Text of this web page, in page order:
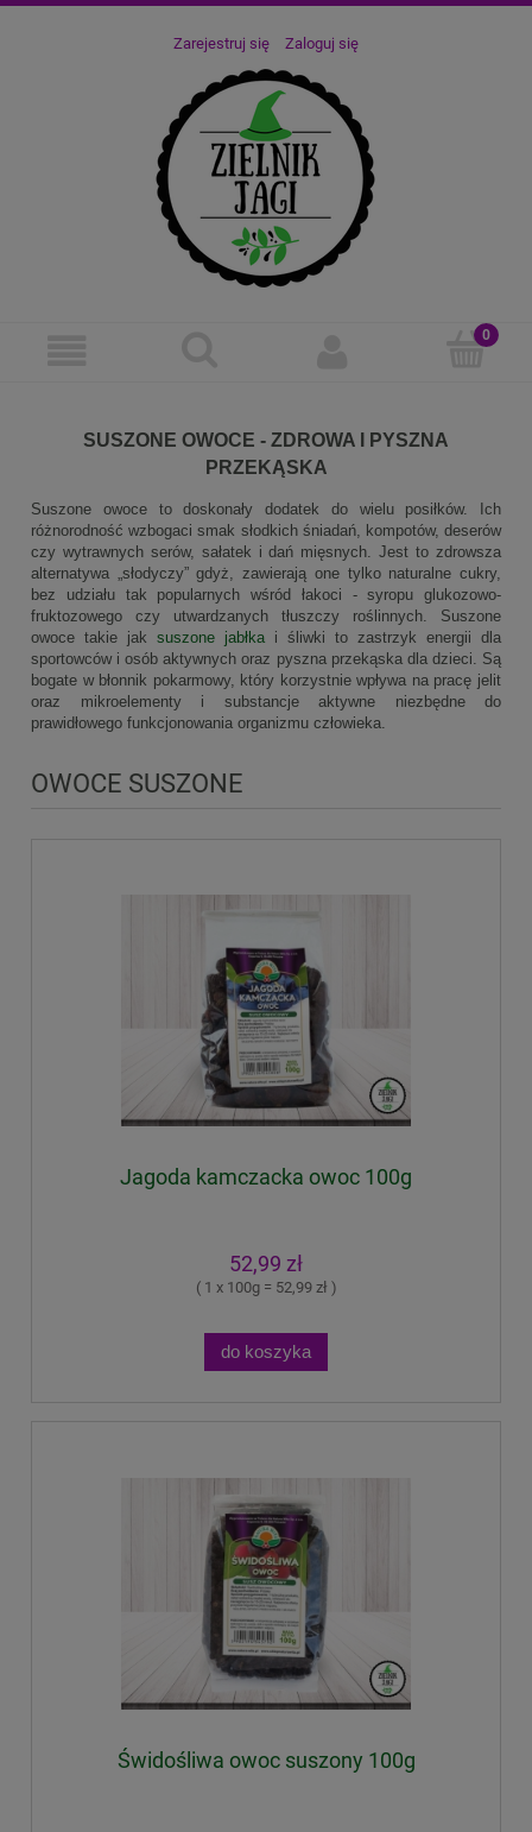
Zarejestruj się Zaloguj się
SUSZONE OWOCE - ZDROWA I PYSZNA
PRZEKĄSKA
Suszone owoce to doskonały dodatek do wielu posiłków. Ich
różnorodność wzbogaci smak słodkich śniadań, kompotów, deserów
czy wytrawnych serów, sałatek i dań mięsnych. Jest to zdrowsza
alternatywa „słodyczy” gdyż, zawierają one tylko naturalne cukry,
bez udziału tak popularnych wśród łakoci - syropu glukozowo-
fruktozowego czy utwardzanych tłuszczy roślinnych. Suszone
owoce takie jak suszone jabłka i śliwki to zastrzyk energii dla
sportowców i osób aktywnych oraz pyszna przekąska dla dzieci. Są
bogate w błonnik pokarmowy, który korzystnie wpływa na pracę jelit
oraz mikroelementy i substancje aktywne niezbędne do
prawidłowego funkcjonowania organizmu człowieka.
OWOCE SUSZONE
Jagoda kamczacka owoc 100g
52,99 zł
( 1 x 100g = 52,99 zł )
do koszyka
Świdośliwa owoc suszony 100g